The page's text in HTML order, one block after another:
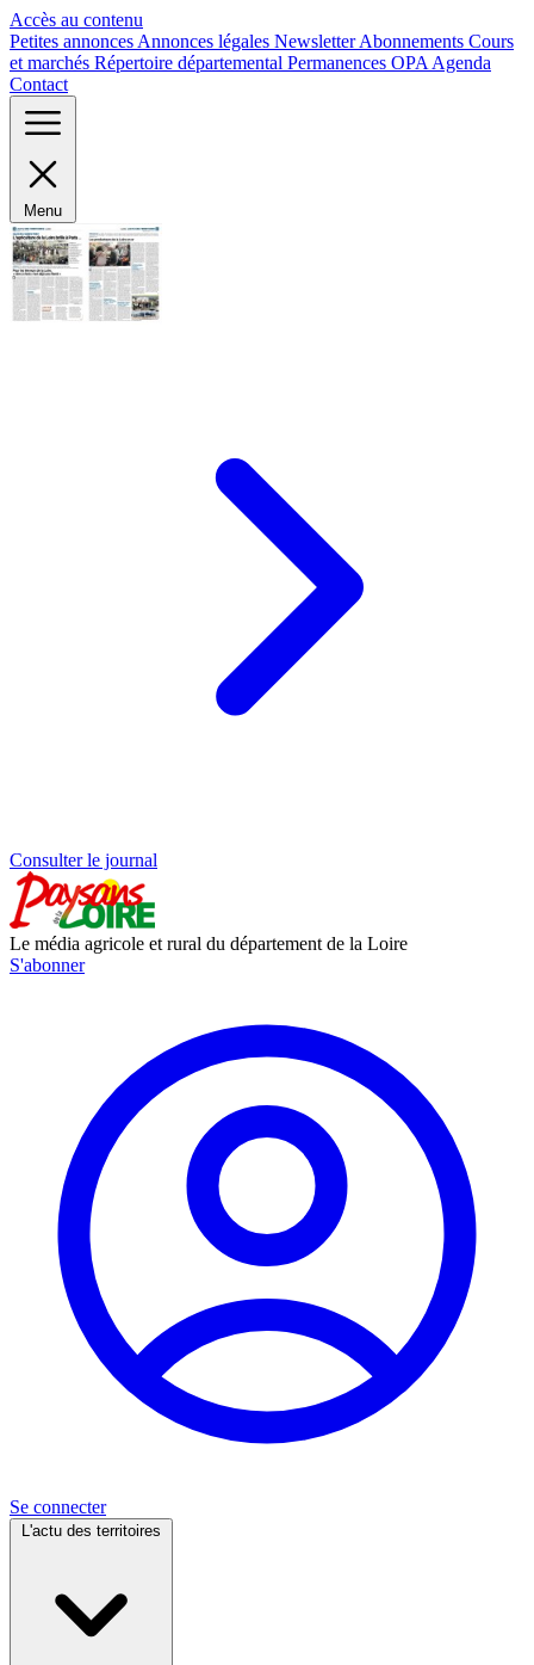
Accès au contenu
Petites annonces Annonces légales NewsletterAbonnements Cours
et marchés Répertoire départemental Permanences OPA Agenda
Contact
Menu
Consulter le journal
Le média agricole et rural du département de la Loire
S'abonner
Se connecter
L'actu des territoires
Panneau de gestion des cookies